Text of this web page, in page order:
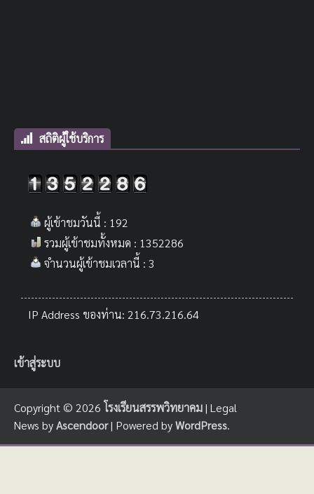
สถิติผู้ใช้บริการ
ผู้เข้าชมวันนี้ : 192
รวมผู้เข้าชมทั้งหมด : 1352286
จำนวนผู้เข้าชมเวลานี้ : 3
IP Address ของท่าน: 216.73.216.64
เข้าสู่ระบบ
Copyright © 2026 โรงเรียนสรรพวิทยาคม| Legal
News byAscendoor| Powered byWordPress.